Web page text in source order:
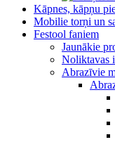
Kāpnes, kāpņu
Mobilie torņi un
Festool faniem
Jaunākie
Noliktavas
Abrazīvie